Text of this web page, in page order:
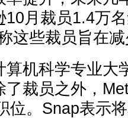
10月裁员1.4万
这些裁员旨在
机科学专业大
裁员之外，
位。Snap表示